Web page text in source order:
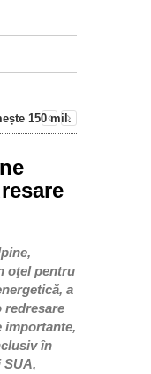
150 mil.
oţel pentru
a
redresare
importante,
în